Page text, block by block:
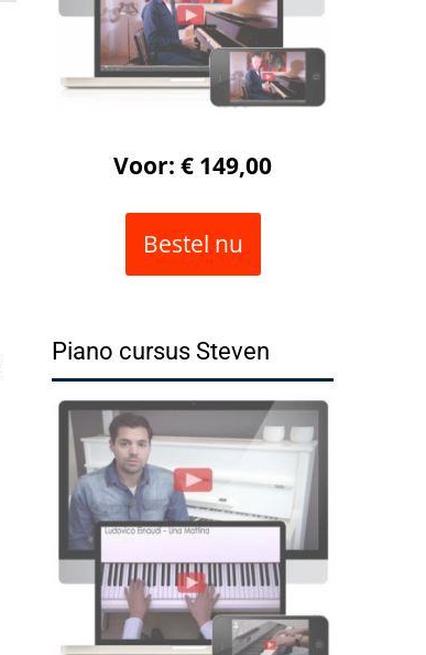
Voor: € 149,00
Bestel nu
Piano cursus Steven